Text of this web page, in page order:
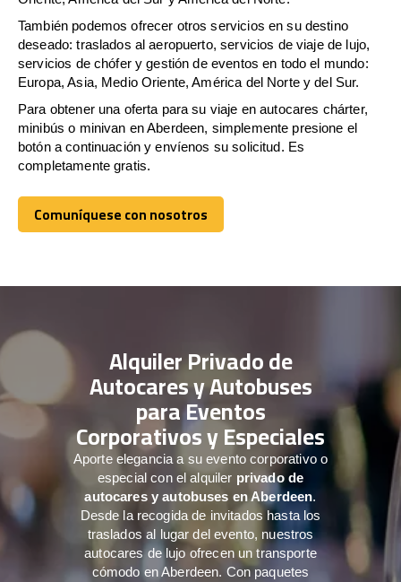
También podemos ofrecer otros servicios en su destino
deseado: traslados al aeropuerto, servicios de viaje de lujo,
servicios de chófer y gestión de eventos en todo el mundo:
Europa, Asia, Medio Oriente, América del Norte y del Sur.
Para obtener una oferta para su viaje en autocares chárter,
minibús o minivan en Aberdeen, simplemente presione el
botón a continuación y envíenos su solicitud. Es
completamente gratis.
Comuníquese con nosotros
Comuníquese con nosotros
Alquiler Privado de
Autocares y Autobuses
para Eventos
Corporativos y Especiales
Aporte elegancia a su evento corporativo o
especial con el alquiler privado de
autocares y autobuses en Aberdeen.
Desde la recogida de invitados hasta los
traslados al lugar del evento, nuestros
autocares de lujo ofrecen un transporte
cómodo en Aberdeen. Con paquetes